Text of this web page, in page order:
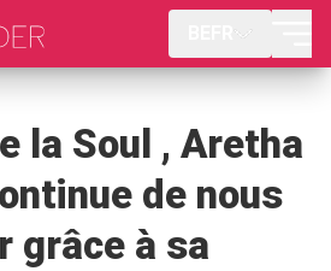
la Soul , Aretha
de nous
grâce à sa